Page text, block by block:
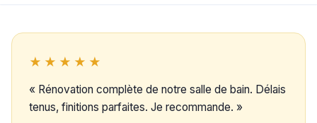
★★★★★
« Rénovation complète de notre salle de bain. Délais
tenus, finitions parfaites. Je recommande. »